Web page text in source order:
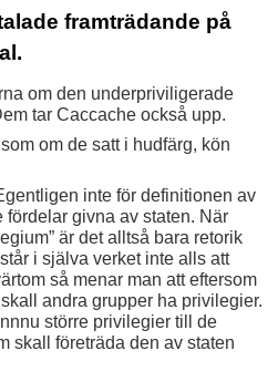
framträdande på
om den underpriviligerade
tar Caccache också upp.
som om de satt i hudfärg, kön
inte för definitionen av
givna av staten. När
är det alltså bara retorik
i själva verket inte alls att
så menar man att eftersom
andra grupper ha privilegier.
större privilegier till de
skall företräda den av staten